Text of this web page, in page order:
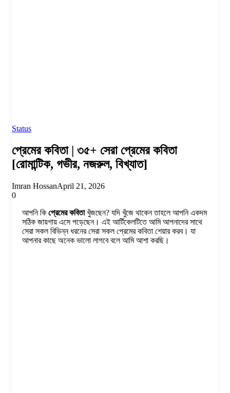
Status
প্রেমের কবিতা | ৩৫+ সেরা প্রেমের কবিতা
[রোমান্টিক, গভীর, নজরুল, বিখ্যাত]
Imran HossanApril 21, 2026
0
আপনি কি প্রেমের কবিতাখুঁজছেন? যদি খুঁজে থাকেন তাহলে আপনি একদম
সঠিক জায়গায় এসে পড়েছেন। এই আর্টিকেলটিতে আমি আপনাদের সাথে
সেরা সকল বিভিন্ন ধরনের সেরা সকল প্রেমের কবিতা শেয়ার করব। যা
আপনার কাছে অনেক ভালো লাগবে বলে আমি আশা করছি।